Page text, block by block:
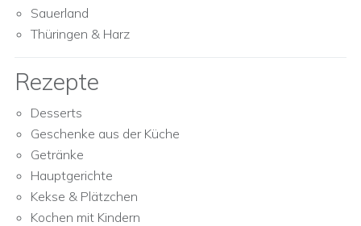
Sauerland
Thüringen & Harz
Rezepte
Desserts
Geschenke aus der Küche
Getränke
Hauptgerichte
Kekse & Plätzchen
Kochen mit Kindern